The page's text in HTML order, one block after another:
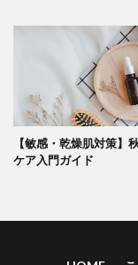
【敏感・乾燥肌対策】
ケア入門ガイド